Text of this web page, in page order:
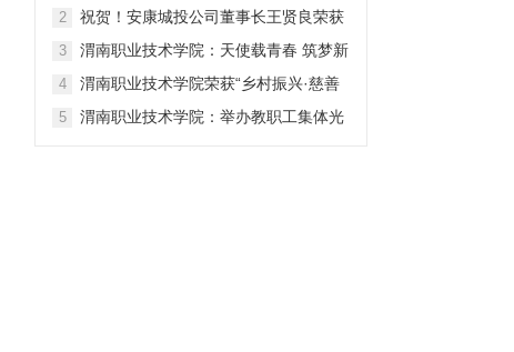
2
祝贺！安康城投公司董事长王贤良荣获
3
渭南职业技术学院：天使载青春 筑梦新
4
渭南职业技术学院荣获“乡村振兴·慈善
5
渭南职业技术学院：举办教职工集体光